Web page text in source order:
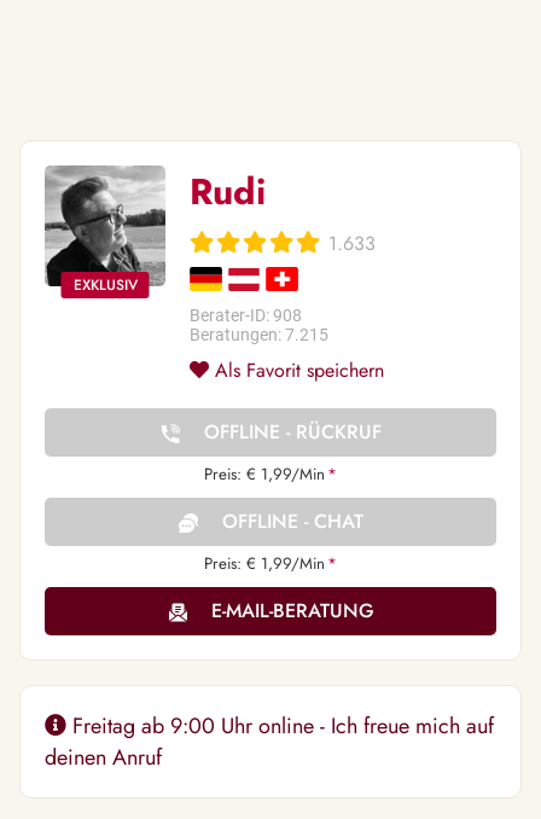
Rudi
1.633
Berater-ID: 908
Beratungen: 7.215
Als Favorit speichern
OFFLINE - RÜCKRUF
Preis: € 1,99/Min *
OFFLINE - CHAT
Preis: € 1,99/Min *
E-MAIL-BERATUNG
Freitag ab 9:00 Uhr online - Ich freue mich auf
deinen Anruf